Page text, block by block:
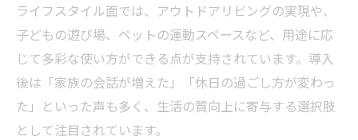
の重要性
茨城県つくば市で外構工事を検討するなら
外構工事の人工芝導入でつくば市の住環境
を快適に
人工芝外構工事の業者選びで重視したいポ
ライフスタイル面では、アウトドアリビングの実現や、
子どもの遊び場、ペットの運動スペースなど、用途に応
じて多彩な使い方ができる点が支持されています。導入
後は「家族の会話が増えた」「休日の過ごし方が変わっ
た」といった声も多く、生活の質向上に寄与する選択肢
として注目されています。